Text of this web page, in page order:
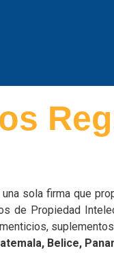
sola firma que
de Propiedad
Belice,